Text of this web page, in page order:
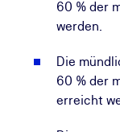
60 % der
werden.
Die
60 % der
erreicht